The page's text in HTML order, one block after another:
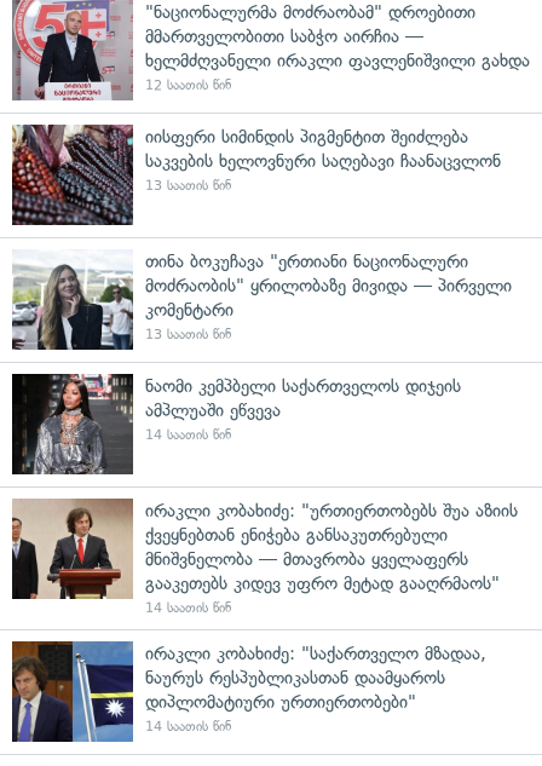
"ნაციონალურმა მოძრაობამ" დროებითი
მმართველობითი საბჭო აირჩია —
ხელმძღვანელი ირაკლი ფავლენიშვილი გახდა
12 საათის წინ
იისფერი სიმინდის პიგმენტით შეიძლება
საკვების ხელოვნური საღებავი ჩაანაცვლონ
13 საათის წინ
თინა ბოკუჩავა "ერთიანი ნაციონალური
მოძრაობის" ყრილობაზე მივიდა — პირველი
კომენტარი
13 საათის წინ
ნაომი კემპბელი საქართველოს დიჯეის
ამპლუაში ეწვევა
14 საათის წინ
ირაკლი კობახიძე: "ურთიერთობებს შუა აზიის
ქვეყნებთან ენიჭება განსაკუთრებული
მნიშვნელობა — მთავრობა ყველაფერს
გააკეთებს კიდევ უფრო მეტად გააღრმაოს"
14 საათის წინ
ირაკლი კობახიძე: "საქართველო მზადაა,
ნაურუს რესპუბლიკასთან დაამყაროს
დიპლომატიური ურთიერთობები"
14 საათის წინ